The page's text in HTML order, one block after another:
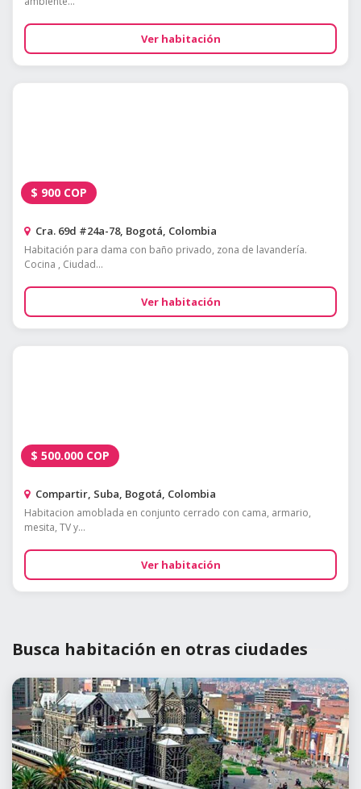
Ver habitación
$ 900 COP
Cra. 69d #24a-78, Bogotá, Colombia
Habitación para dama con baño privado, zona de lavandería.
Cocina , Ciudad...
Ver habitación
$ 500.000 COP
Compartir, Suba, Bogotá, Colombia
Habitacion amoblada en conjunto cerrado con cama, armario,
mesita, TV y...
Ver habitación
Busca habitación en otras ciudades